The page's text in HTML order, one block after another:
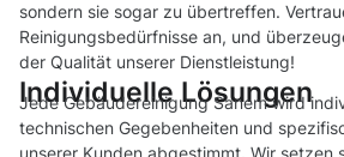
sondern sie sogar zu übertreffen.
Reinigungsbedürfnisse an, und
der Qualität unserer Dienstleistung!
Individuelle Lösungen
Jede Gebäudereinigung Sanem wird
technischen Gegebenheiten und
unserer Kunden abgestimmt. Wir setzen